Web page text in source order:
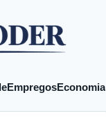
EmpregosEconomia